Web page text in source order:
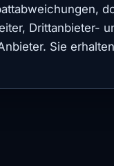
Drittanbieter-
Sie